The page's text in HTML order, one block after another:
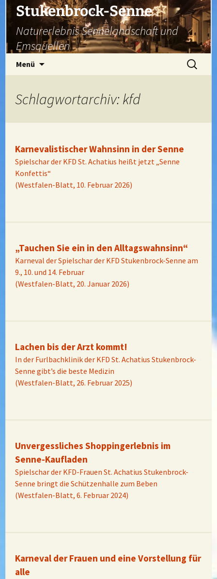
Zum
Inhalt
springen
Stukenbrock-Senne
Naturerlebnis Sennelandschaft und
Emsquellen
Menü
Suchen
nach:
Schlagwortarchiv: kfd
Karnevalistischer Wahnsinn in der Senne
Spielschar der KFD St. Achatius heißt jetzt „Senne
Konfettis“
(Westfalen-Blatt, 10. Februar 2026)
„Tauchen Sie ein in den Alltagswahnsinn“
Karneval der Spielschar der KFD Stukenbrock-Senne am
9., 10. und 14. Februar
(Westfalen-Blatt, 20. Januar 2026)
Lachen bis der Arzt kommt!
In der Furlbachklinik der KFD St. Achatius Stukenbrock-
Senne gibt’s die beste Medizin
(Westfalen-Blatt, 26. Februar 2025)
Unvergessliches Shoppingerlebnis im
Senne-Kaufladen
Spielschar der KFD-Frauen St. Achatius Stukenbrock-
Senne bringt die Schützenhalle zum Beben
(Westfalen-Blatt, 6. Februar 2024)
Karneval der Frauen und eine Vorstellung für
alle